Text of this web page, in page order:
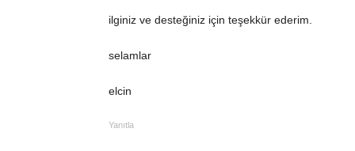
ilginiz ve desteğiniz için teşekkür ederim.
selamlar
elcin
Yanıtla